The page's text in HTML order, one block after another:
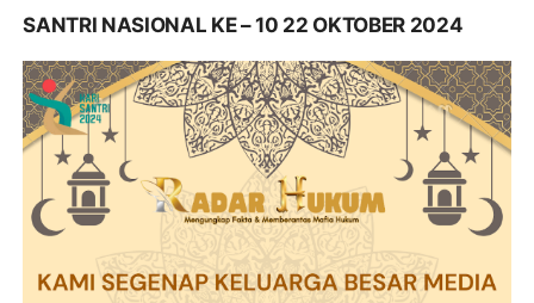
SANTRI NASIONAL KE – 10 22 OKTOBER 2024